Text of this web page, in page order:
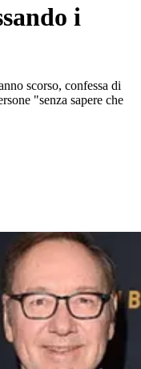
i
scorso, confessa di
"senza sapere che